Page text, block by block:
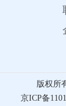
版权所
京ICP备